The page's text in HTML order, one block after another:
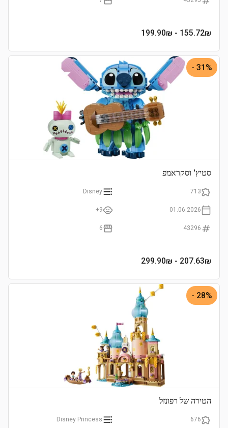
155.72₪
- 199.90₪
31% -
סטיץ' וסקראמפ
713
Disney
01.06.2026
9+
43296
6
207.63₪
- 299.90₪
28% -
הטירה של רפונזל
676
Disney Princess